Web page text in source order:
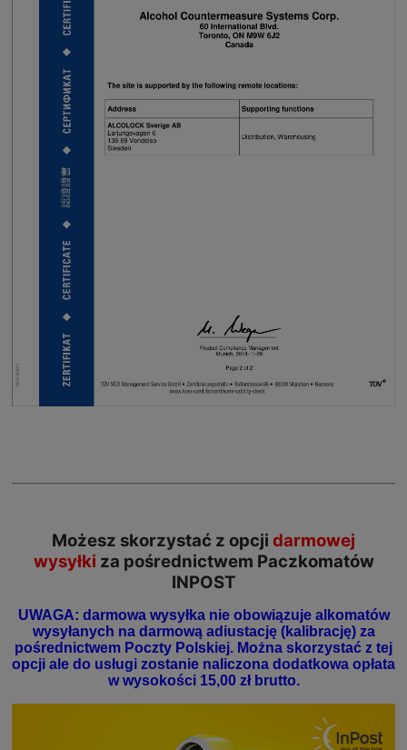
Możesz skorzystać z opcji darmowej
wysyłki za pośrednictwem Paczkomatów
INPOST
UWAGA: darmowa wysyłka nie obowiązuje alkomatów
wysyłanych na darmową adiustację (kalibrację) za
pośrednictwem Poczty Polskiej. Można skorzystać z tej
opcji ale do usługi zostanie naliczona dodatkowa opłata
w wysokości 15,00 zł brutto.